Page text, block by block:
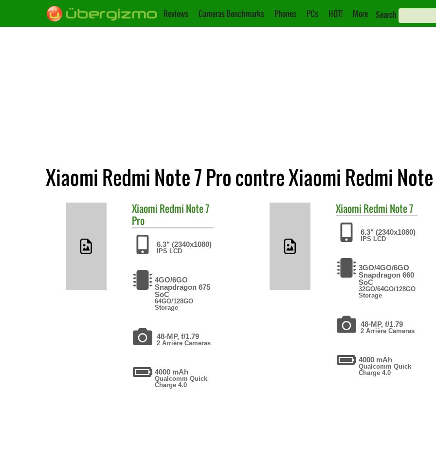
Reviews Cameras Benchmarks Phones PCs HOT! More Search
Xiaomi Redmi Note 7 Pro contre Xiaomi Redmi
Xiaomi Redmi Note 7
Pro
6.3" (2340x1080)
IPS LCD
4GO/6GO
Snapdragon 675
SoC
64GO/128GO
Storage
48-MP, f/1.79
2 Arrière Cameras
4000 mAh
Qualcomm Quick
Charge 4.0
Xiaomi Redmi Note 7
6.3" (2340x1080)
IPS LCD
3GO/4GO/6GO
Snapdragon 660
SoC
32GO/64GO/128GO
Storage
48-MP, f/1.79
2 Arrière Cameras
4000 mAh
Qualcomm Quick
Charge 4.0